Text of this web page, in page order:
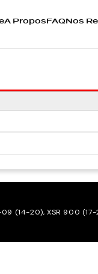
A ProposFAQNos
09 (14-20), XSR 900